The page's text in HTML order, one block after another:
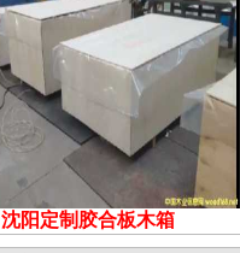
沈阳定制胶合板木箱